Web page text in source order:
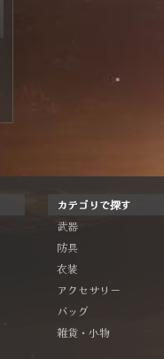
カテゴリで探す
武器
防具
衣装
アクセサリー
バッグ
雑貨・小物